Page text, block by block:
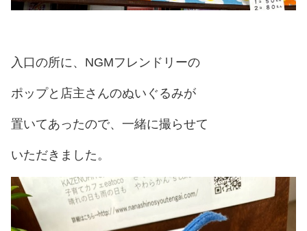
入口の所に、NGMフレンドリーの
ポップと店主さんのぬいぐるみが
置いてあったので、一緒に撮らせて
いただきました。